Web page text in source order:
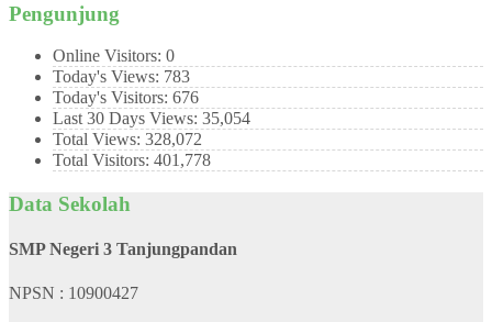
Pengunjung
Online Visitors: 0
Today's Views: 783
Today's Visitors: 676
Last 30 Days Views: 35,054
Total Views: 328,072
Total Visitors: 401,778
Data Sekolah
SMP Negeri 3 Tanjungpandan
NPSN : 10900427